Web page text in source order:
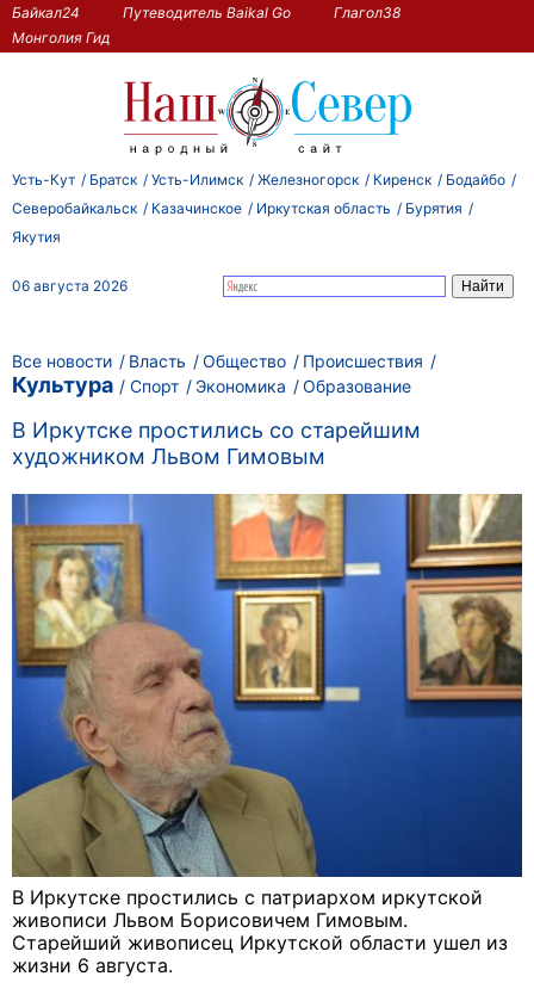
Байкал24 Путеводитель Baikal Go
Глагол38
Монголия Гид
Усть-Кут Братск Усть-Илимск Железногорск Киренск
Бодайбо
Северобайкальск
Казачинское Иркутская область
Бурятия
Якутия
06 августа 2026
Все новости Власть Общество Происшествия
Культура Спорт Экономика Образование
В Иркутске простились со старейшим
художником Львом Гимовым
В Иркутске простились с патриархом иркутской
живописи Львом Борисовичем Гимовым.
Старейший живописец Иркутской области ушел из
жизни 6 августа.